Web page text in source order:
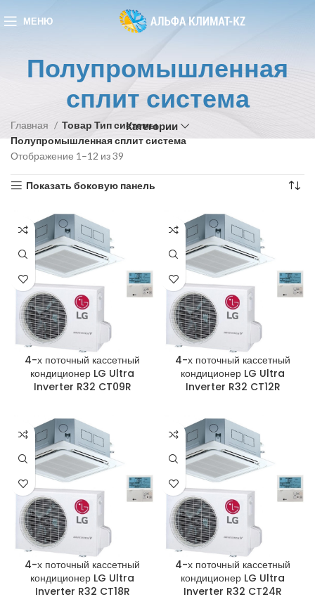
МЕНЮ
Полупромышленная
сплит система
Категории
Главная
Товар Тип системы
Полупромышленная сплит система
Отображение 1–12 из 39
Показать боковую панель
4-х поточный кассетный
кондиционер LG Ultra
Inverter R32 CT09R
4-х поточный кассетный
кондиционер LG Ultra
Inverter R32 CT12R
4-х поточный кассетный
кондиционер LG Ultra
Inverter R32 CT18R
4-х поточный кассетный
кондиционер LG Ultra
Inverter R32 CT24R